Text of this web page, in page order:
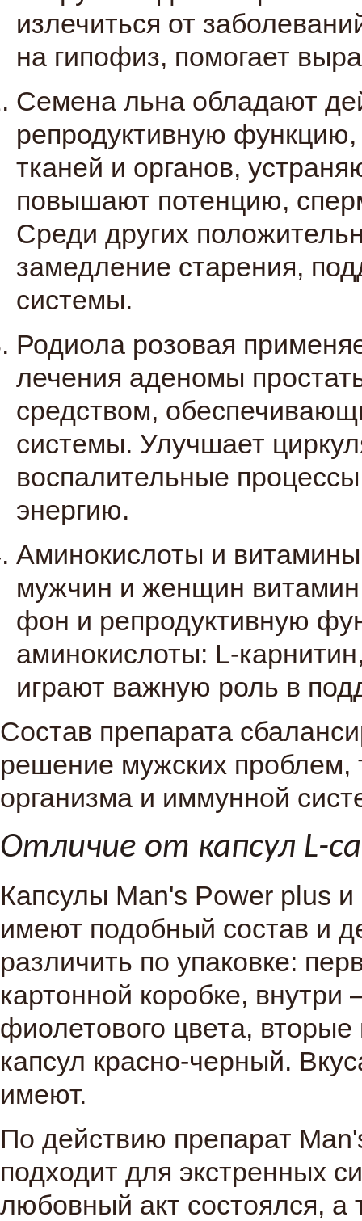
излечиться от
на гипофиз, помогает
Семена льна обладают
репродуктивную
тканей и органов,
повышают потенцию,
Среди других
замедление старения,
системы.
Родиола розовая
лечения аденомы
средством,
системы. Улучшает
воспалительные
энергию.
Аминокислоты и
мужчин и женщин
фон и репродуктивную
аминокислоты: L-
играют важную роль в
Состав препарата
решение мужских проблем,
организма и иммунной
Отличие от капсул L-
Капсулы Man's Power plus
имеют подобный состав и
различить по упаковке:
картонной коробке,
фиолетового цвета,
капсул красно-черный.
имеют.
По действию препарат
подходит для экстренных
любовный акт состоялся, а